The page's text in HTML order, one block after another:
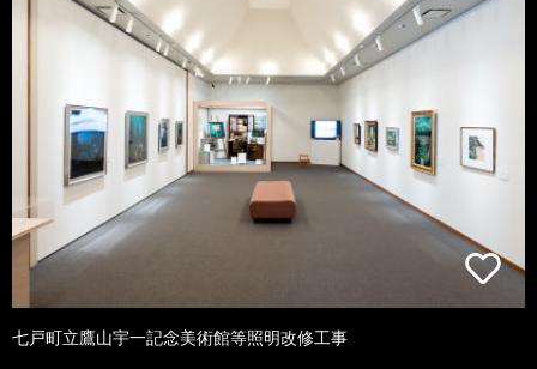
七戸町立鷹山宇一記念美術館等照明改修工事